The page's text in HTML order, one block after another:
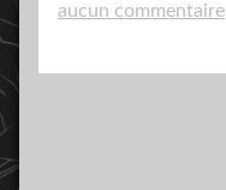
aucun commentaire